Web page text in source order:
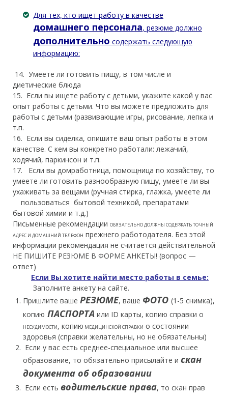
Для тех, кто ищет работу в качестве
домашнего персонала, резюме должно
дополнительно содержать следующую
информацию:
14. Умеете ли готовить пищу, в том числе и
диетические блюда
15. Если вы ищете работу с детьми, укажите какой у вас
опыт работы с детьми. Что вы можете предложить для
работы с детьми (развивающие игры, рисование, лепка и
т.п.
16. Если вы сиделка, опишите ваш опыт работы в этом
качестве. С кем вы конкретно работали: лежачий,
ходячий, паркинсон и т.п.
17. Если вы домработница, помощница по хозяйству, то
умеете ли готовить разнообразную пищу, умеете ли вы
ухаживать за вещами (ручная стирка, глажка, умеете ли
пользоваться бытовой техникой, препаратами
бытовой химии и т.д.)
Письменные рекомендации ОБЯЗАТЕЛЬНО ДОЛЖНЫ СОДЕРЖАТЬ ТОЧНЫЙ
АДРЕС И ДОМАШНИЙ ТЕЛЕФОН прежнего работодателя. Без этой
информации рекомендация не считается действительной
НЕ ПИШИТЕ РЕЗЮМЕ В ФОРМЕ АНКЕТЫ! (вопрос —
ответ)
Если Вы хотите найти место работы в семье:
Заполните анкету на сайте.
Пришлите ваше РЕЗЮМЕ, ваше ФОТО (1-5 снимка),
копию ПАСПОРТА или ID карты, копию справки о
НЕСУДИМОСТИ, копию МЕДИЦИНСКОЙ СПРАВКИ о состоянии
здоровья (справки желательны, но не обязательны)
Если у вас есть среднее-специальное или высшее
образование, то обязательно присылайте и скан
документа об образовании
Если есть водительские права, то скан прав